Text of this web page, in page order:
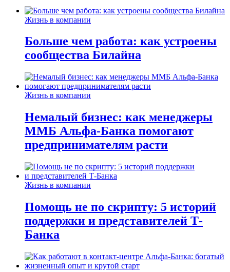
Жизнь в компании
Больше чем работа: как устроены
сообщества Билайна
Жизнь в компании
Немалый бизнес: как менеджеры
ММБ Альфа-Банка помогают
предпринимателям расти
Жизнь в компании
Помощь не по скрипту: 5 историй
поддержки и представителей Т-
Банка